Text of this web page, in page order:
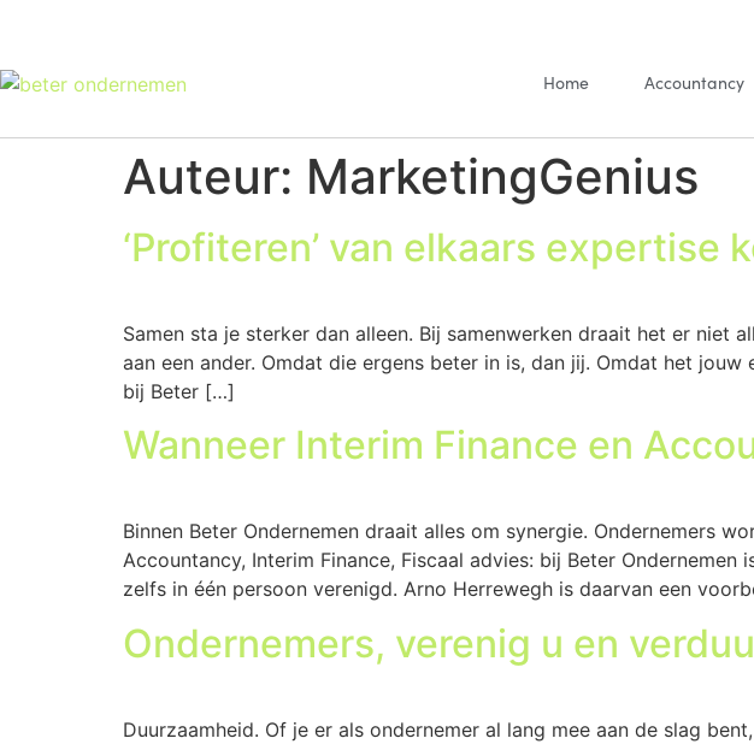
Home Accountancy
Auteur: MarketingGenius
‘Profiteren’ van elkaars
Samen sta je sterker dan alleen. Bij samenwerken draait het er
aan een ander. Omdat die ergens beter in is, dan jij. Omdat het
bij Beter […]
Wanneer Interim Finance en
Binnen Beter Ondernemen draait alles om synergie. Ondernemers
Accountancy, Interim Finance, Fiscaal advies: bij Beter
zelfs in één persoon verenigd. Arno Herrewegh is daarvan een
Ondernemers, verenig u en
Duurzaamheid. Of je er als ondernemer al lang mee aan de slag